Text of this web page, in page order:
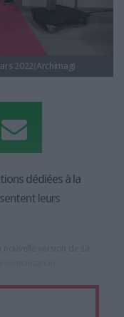
2022(Archimag)
dédiées à la
leurs